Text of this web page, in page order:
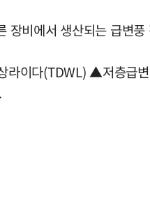
장비에서 생산되는 급변
라이다(TDWL) ▲저층급